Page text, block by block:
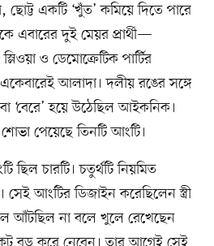
ছোট্ট একটি ‘খুঁত’ কমিয়ে দিতে পারে
এবারের দুই মেয়র প্রার্থী—
ও ডেমোক্রেটিক পার্টির
আলাদা। দলীয় রঙের সঙ্গে
‘বেরে’ হয়ে উঠেছিল আইকনিক।
পেয়েছে তিনটি আংটি।
ছিল চারটি। চতুর্থটি নিয়মিত
সেই আংটির ডিজাইন করেছিলেন স্ত্রী
আঁটছিল না বলে খুলে রেখেছেন